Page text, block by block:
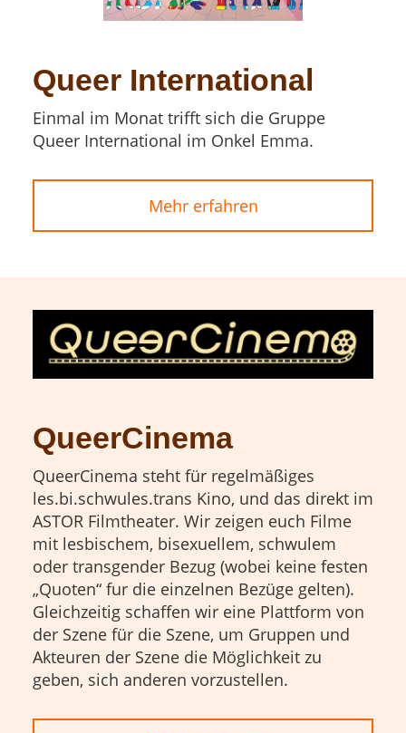
Queer International
Einmal im Monat trifft sich die Gruppe
Queer International im Onkel Emma.
Mehr erfahren
QueerCinema
QueerCinema steht für regelmäßiges
les.bi.schwules.trans Kino, und das direkt im
ASTOR Filmtheater. Wir zeigen euch Filme
mit lesbischem, bisexuellem, schwulem
oder transgender Bezug (wobei keine festen
„Quoten“ fur die einzelnen Bezüge gelten).
Gleichzeitig schaffen wir eine Plattform von
der Szene für die Szene, um Gruppen und
Akteuren der Szene die Möglichkeit zu
geben, sich anderen vorzustellen.